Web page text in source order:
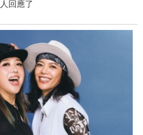
回應了